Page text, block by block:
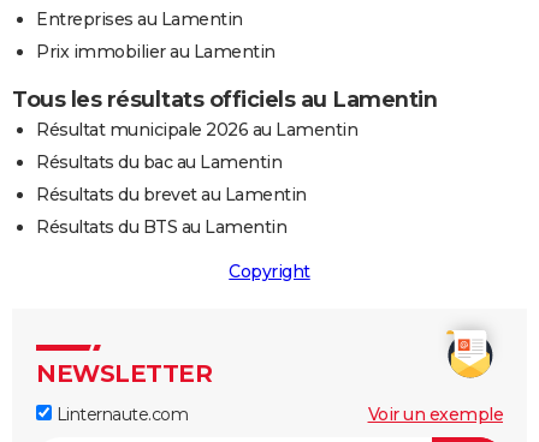
Entreprises au Lamentin
Prix immobilier au Lamentin
Tous les résultats officiels au Lamentin
Résultat municipale 2026 au Lamentin
Résultats du bac au Lamentin
Résultats du brevet au Lamentin
Résultats du BTS au Lamentin
Copyright
NEWSLETTER
Linternaute.com Voir un exemple